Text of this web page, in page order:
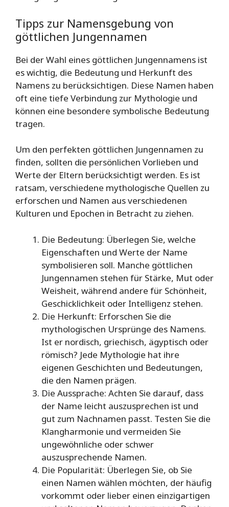
Tipps zur Namensgebung von
göttlichen Jungennamen
Bei der Wahl eines göttlichen Jungennamens ist
es wichtig, die Bedeutung und Herkunft des
Namens zu berücksichtigen. Diese Namen haben
oft eine tiefe Verbindung zur Mythologie und
können eine besondere symbolische Bedeutung
tragen.
Um den perfekten göttlichen Jungennamen zu
finden, sollten die persönlichen Vorlieben und
Werte der Eltern berücksichtigt werden. Es ist
ratsam, verschiedene mythologische Quellen zu
erforschen und Namen aus verschiedenen
Kulturen und Epochen in Betracht zu ziehen.
Die Bedeutung: Überlegen Sie, welche
Eigenschaften und Werte der Name
symbolisieren soll. Manche göttlichen
Jungennamen stehen für Stärke, Mut oder
Weisheit, während andere für Schönheit,
Geschicklichkeit oder Intelligenz stehen.
Die Herkunft: Erforschen Sie die
mythologischen Ursprünge des Namens.
Ist er nordisch, griechisch, ägyptisch oder
römisch? Jede Mythologie hat ihre
eigenen Geschichten und Bedeutungen,
die den Namen prägen.
Die Aussprache: Achten Sie darauf, dass
der Name leicht auszusprechen ist und
gut zum Nachnamen passt. Testen Sie die
Klangharmonie und vermeiden Sie
ungewöhnliche oder schwer
auszusprechende Namen.
Die Popularität: Überlegen Sie, ob Sie
einen Namen wählen möchten, der häufig
vorkommt oder lieber einen einzigartigen